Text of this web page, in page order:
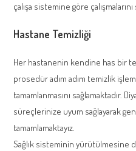
çalışa sistemine göre
Hastane Temizliği
Her hastanenin kendine has bir
prosedür adım adım temizlik
tamamlanmasını sağlamaktadır.
süreçlerinize uyum sağlayarak
tamamlamaktayız.
Sağlık sisteminin yürütülmesine